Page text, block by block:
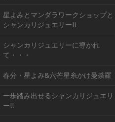
星よみとマンダラワークショップと
シャンカリジュエリー!!
シャンカリジュエリーに導かれ
て・・・
春分・星よみ&六芒星糸かけ曼荼羅
一歩踏み出せるシャンカリジュエリ
ー!!